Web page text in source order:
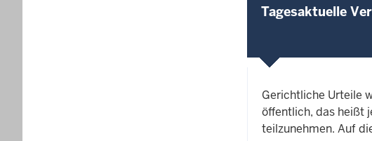
Tagesaktuelle
Gerichtliche Urteile
öffentlich, das heißt
teilzunehmen. Auf